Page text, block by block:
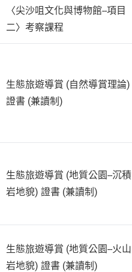
〈尖沙咀文化與博物館--項目
二〉考察課程
生態旅遊導賞 (自然導賞理論)
證書 (兼讀制)
生態旅遊導賞 (地質公園--沉積
岩地貌) 證書 (兼讀制)
生態旅遊導賞 (地質公園--火山
岩地貌) 證書 (兼讀制)